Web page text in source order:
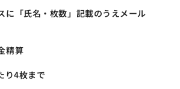
に「氏名・枚数」記載のうえメール
精算
り4枚まで